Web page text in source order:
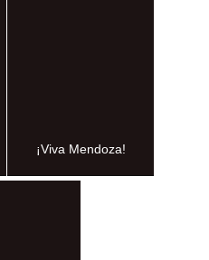
¡Viva Mendoza!